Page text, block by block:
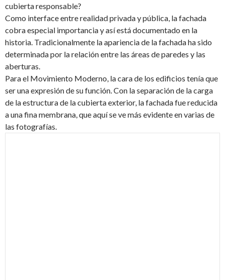
cubierta responsable?
Como interface entre realidad privada y pública, la fachada
cobra especial importancia y así está documentado en la
historia. Tradicionalmente la apariencia de la fachada ha sido
determinada por la relación entre las áreas de paredes y las
aberturas.
Para el Movimiento Moderno, la cara de los edificios tenía que
ser una expresión de su función. Con la separación de la carga
de la estructura de la cubierta exterior, la fachada fue reducida
a una fina membrana, que aquí se ve más evidente en varias de
las fotografías.